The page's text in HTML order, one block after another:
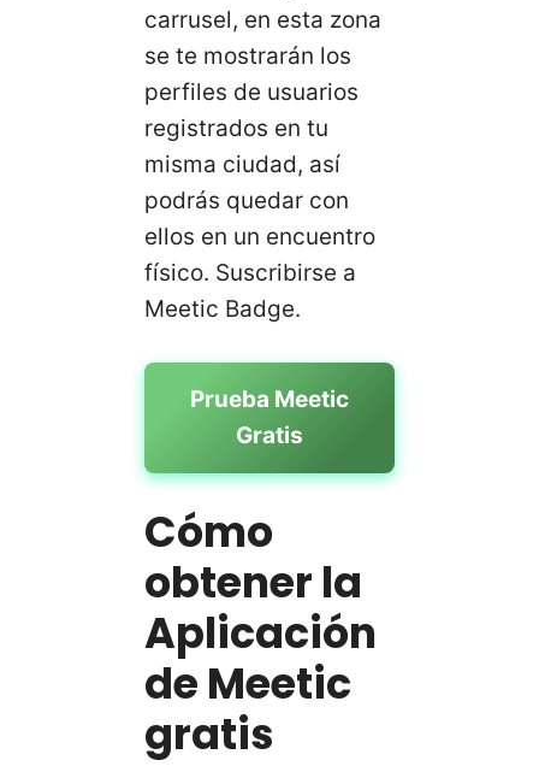
carrusel, en esta zona
se te mostrarán los
perfiles de usuarios
registrados en tu
misma ciudad, así
podrás quedar con
ellos en un encuentro
físico. Suscribirse a
Meetic Badge.
Prueba Meetic
Gratis
Cómo
obtener la
Aplicación
de Meetic
gratis